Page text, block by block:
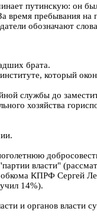
путинскую: он
пребывания на
обозначают
брата.
который
службы до
хозяйства
власти"
обкома КПРФ Сергей
14%).
и органов власти